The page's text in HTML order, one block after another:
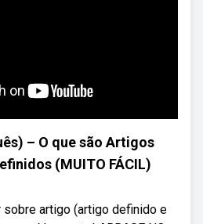
– O que são Artigos
(MUITO FÁCIL)
sobre artigo (artigo definido e